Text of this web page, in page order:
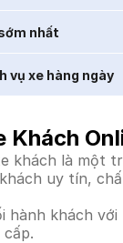
nhất
vụ xe hàng ngày
Khách
khách là một
uy tín,
khách